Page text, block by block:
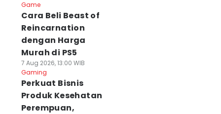
Game
Cara Beli Beast of
Reincarnation
dengan Harga
Murah di PS5
7 Aug 2026, 13:00 WIB
Gaming
Perkuat Bisnis
Produk Kesehatan
Perempuan,